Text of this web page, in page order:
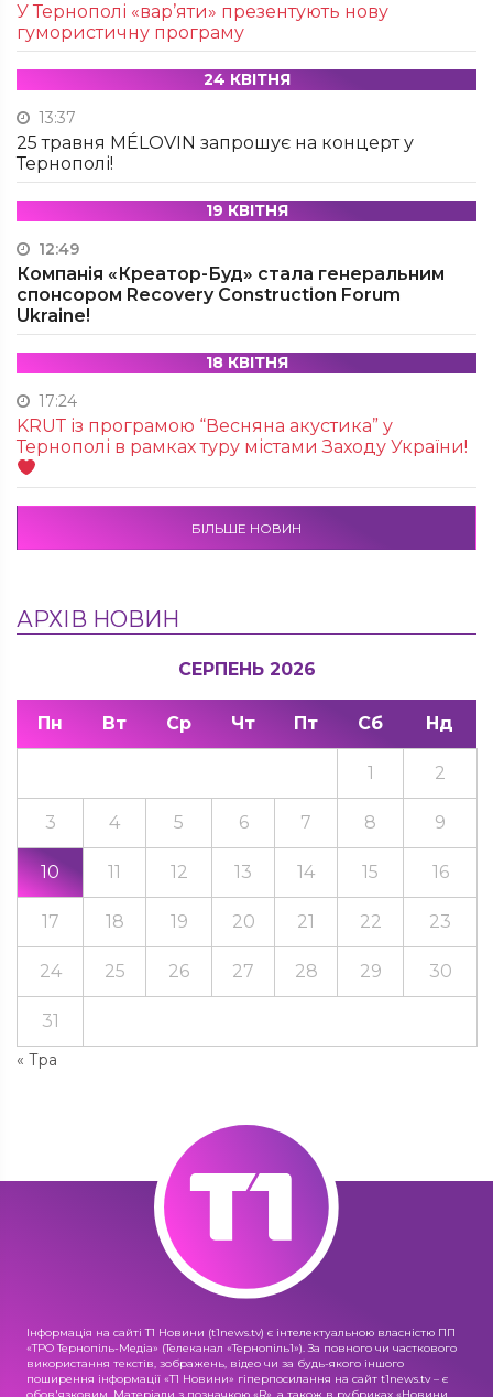
У Тернополі «вар’яти» презентують нову
гумористичну програму
24 КВІТНЯ
13:37
25 травня MÉLOVIN запрошує на концерт у
Тернополі!
19 КВІТНЯ
12:49
Компанія «Креатор-Буд» стала генеральним
спонсором Recovery Construction Forum
Ukraine!
18 КВІТНЯ
17:24
KRUТ із програмою “Весняна акустика” у
Тернополі в рамках туру містами Заходу України!
БІЛЬШЕ НОВИН
АРХІВ НОВИН
СЕРПЕНЬ 2026
Пн Вт Ср Чт Пт Сб Нд
« Тра
1 2
3 4 5 6 7 8 9
10 11 12 13 14 15 16
17 18 19 20 21 22 23
24 25 26 27 28 29 30
31
Інформація на сайті Т1 Новини (t1news.tv) є інтелектуальною власністю ПП
«ТРО Тернопіль-Медіа» (Телеканал «Тернопіль1»). За повного чи часткового
використання текстів, зображень, відео чи за будь-якого іншого
поширення інформації «Т1 Новини» гіперпосилання на сайт t1news.tv – є
обов'язковим. Матеріали з позначкою «R», а також в рубриках «Новини